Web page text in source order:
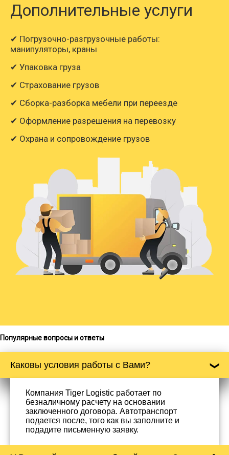
Дополнительные услуги
✔ Погрузочно-разгрузочные работы:
манипуляторы, краны
✔ Упаковка груза
✔ Страхование грузов
✔ Сборка-разборка мебели при переезде
✔ Оформление разрешения на перевозку
✔ Охрана и сопровождение грузов
Популярные вопросы и ответы
Каковы условия работы с Вами?
Компания Tiger Logistic работает по
безналичному расчету на основании
заключенного договора. Автотранспорт
подается после, того как вы заполните и
подадите письменную заявку.